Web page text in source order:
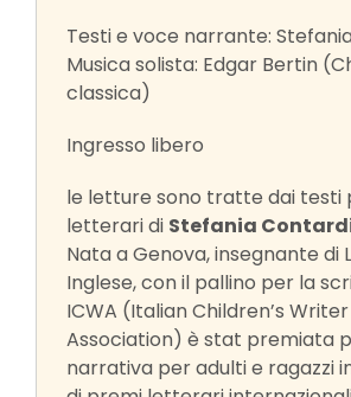
Testi e voce narrante:
Musica solista: Edgar Bertin
classica)
Ingresso libero
le letture sono tratte dai testi
letterari di Stefania
Nata a Genova, insegnante di
Inglese, con il pallino per la
ICWA (Italian Children’s Writer
Association) è stat premiata
narrativa per adulti e ragazzi